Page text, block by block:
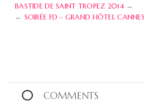
BASTIDE DE SAINT TROPEZ 2014→
← SOIRÉE FD – GRAND HÔTEL
0 COMMENTS